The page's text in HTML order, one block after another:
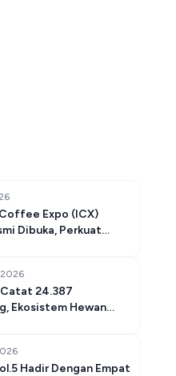
Expo (ICX)
Dibuka, Perkuat
24.387
Ekosistem Hewan
Hadir Dengan Empat